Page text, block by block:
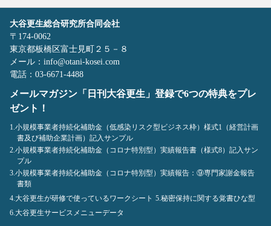
大谷更生総合研究所合同会社
〒174-0062
東京都板橋区富士見町２５－８
メール：info@otani-kosei.com
電話：03-6671-4488
メールマガジン「日刊大谷更生」登録で6つの特典をプレ
ゼント！
1.小規模事業者持続化補助金（低感染リスク型ビジネス枠）様式1（経営計画
書及び補助企業計画）記入サンプル
2.小規模事業者持続化補助金（コロナ特別型）実績報告書（様式8）記入サン
プル
3.小規模事業者持続化補助金（コロナ特別型）実績報告：⑨専門家謝金報告
書類
4.大谷更生が研修で使っているワークシート 5.秘密保持に関する覚書ひな型
6.大谷更生サービスメニューデータ